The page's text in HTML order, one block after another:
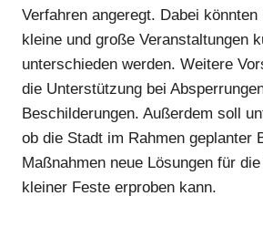
Anzeige
Verfahren angeregt. Dabei könnten
kleine und große Veranstaltungen
unterschieden werden. Weitere
die Unterstützung bei
Beschilderungen. Außerdem soll
ob die Stadt im Rahmen geplanter
Maßnahmen neue Lösungen für
kleiner Feste erproben kann.